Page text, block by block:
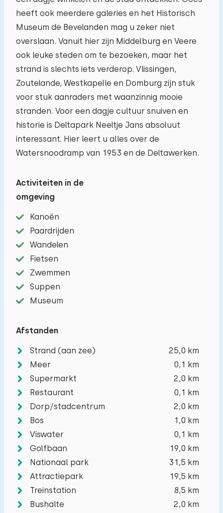
Het maximum aantal personen toegestaan in
woningen op dit vakantiepark is 10.U kunt
Aantal volwassenen − +
Aantal kinderen − +
Aantal baby's − +
heeft ook meerdere galeries en het Historisch
Museum de Bevelanden mag u zeker niet
overslaan. Vanuit hier zijn Middelburg en Veere
ook leuke steden om te bezoeken, maar het
strand is slechts iets verderop. Vlissingen,
Zoutelande, Westkapelle en Domburg zijn stuk
voor stuk aanraders met waanzinnig mooie
stranden. Voor een dagje cultuur snuiven en
historie is Deltapark Neeltje Jans absoluut
interessant. Hier leert u alles over de
Watersnoodramp van 1953 en de Deltawerken.
Activiteiten in de
omgeving
Kanoën
Paardrijden
Wandelen
Fietsen
Zwemmen
Suppen
Museum
Afstanden
Strand (aan zee)
25,0 km
Meer
0,1 km
Supermarkt
2,0 km
Restaurant
0,1 km
Dorp/stadcentrum
2,0 km
Bos
1,0 km
Viswater
0,1 km
Golfbaan
19,0 km
Nationaal park
31,5 km
Attractiepark
19,5 km
Treinstation
8,5 km
Bushalte
2,0 km